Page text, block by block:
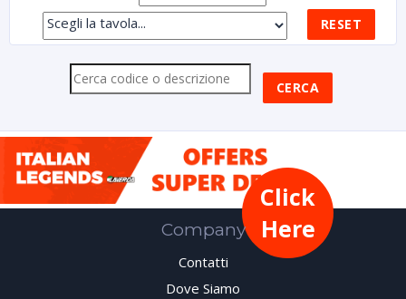
Click
Here
Company
Contatti
Dove Siamo